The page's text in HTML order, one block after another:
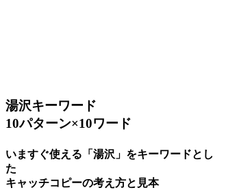
湯沢キーワード
10パターン×10ワード
いますぐ使える「湯沢」をキーワードとし
た
キャッチコピーの考え方と見本